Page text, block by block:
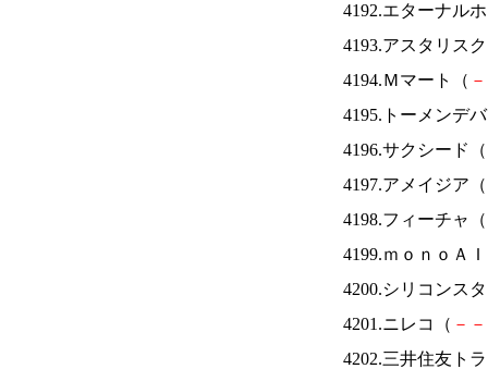
4192.エターナル
4193.アスタリス
4194.Ｍマート（ －
4195.トーメンデ
4196.サクシード（
4197.アメイジア（
4198.フィーチャ（
4199.ｍｏｎｏＡ
4200.シリコンス
4201.ニレコ（ － －
4202.三井住友ト